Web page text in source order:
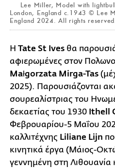
Lee Miller, Model with
London, England c.1943 © Lee
England 2024. All rights
Η Tate St Ives θα
αφιερωμένες στον
Małgorzata Mirga-Tas
2025). Παρουσιάζονται
σουρεαλίστριας του
δεκαετίας του 1930 Ithell
Φεβρουαρίου-5 Μαΐου
καλλιτέχνης Liliane Lijn
κινητικά έργα (Μάιος-
γεννημένη στη Λιθουανία